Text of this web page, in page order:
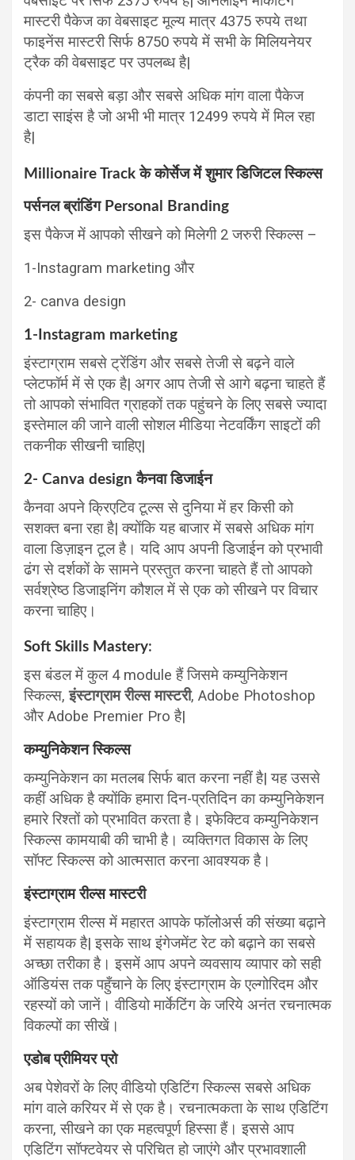
मास्टरी पैकेज का वेबसाइट मूल्य मात्र 4375 रुपये तथा
फाइनेंस मास्टरी सिर्फ 8750 रुपये में सभी के मिलियनेयर
ट्रैक की वेबसाइट पर उपलब्ध है|
कंपनी का सबसे बड़ा और सबसे अधिक मांग वाला पैकेज
डाटा साइंस है जो अभी भी मात्र 12499 रुपये में मिल रहा
है|
Millionaire Track के कोर्सेज में शुमार डिजिटल स्किल्स
पर्सनल ब्रांडिंग Personal Branding
इस पैकेज में आपको सीखने को मिलेगी 2 जरुरी स्किल्स –
1-Instagram marketing और
2- canva design
1-Instagram marketing
इंस्टाग्राम सबसे ट्रेंडिंग और सबसे तेजी से बढ़ने वाले
प्लेटफॉर्म में से एक है| अगर आप तेजी से आगे बढ़ना चाहते हैं
तो आपको संभावित ग्राहकों तक पहुंचने के लिए सबसे ज्यादा
इस्तेमाल की जाने वाली सोशल मीडिया नेटवर्किंग साइटों की
तकनीक सीखनी चाहिए|
2- Canva design कैनवा डिजाईन
कैनवा अपने क्रिएटिव टूल्स से दुनिया में हर किसी को
सशक्त बना रहा है| क्योंकि यह बाजार में सबसे अधिक मांग
वाला डिज़ाइन टूल है। यदि आप अपनी डिजाईन को प्रभावी
ढंग से दर्शकों के सामने प्रस्तुत करना चाहते हैं तो आपको
सर्वश्रेष्ठ डिजाइनिंग कौशल में से एक को सीखने पर विचार
करना चाहिए।
Soft Skills Mastery:
इस बंडल में कुल 4 module हैं जिसमे कम्युनिकेशन
स्किल्स,इंस्टाग्राम रील्स मास्टरी, Adobe Photoshop
और Adobe Premier Pro है|
कम्युनिकेशन स्किल्स
कम्युनिकेशन का मतलब सिर्फ बात करना नहीं है| यह उससे
कहीं अधिक है क्योंकि हमारा दिन-प्रतिदिन का कम्युनिकेशन
हमारे रिश्तों को प्रभावित करता है। इफेक्टिव कम्युनिकेशन
स्किल्स कामयाबी की चाभी है। व्यक्तिगत विकास के लिए
सॉफ्ट स्किल्स को आत्मसात करना आवश्यक है।
इंस्टाग्राम रील्स मास्टरी
इंस्टाग्राम रील्स में महारत आपके फॉलोअर्स की संख्या बढ़ाने
में सहायक है| इसके साथ इंगेजमेंट रेट को बढ़ाने का सबसे
अच्छा तरीका है। इसमें आप अपने व्यवसाय व्यापार को सही
ऑडियंस तक पहुँचाने के लिए इंस्टाग्राम के एल्गोरिदम और
रहस्यों को जानें। वीडियो मार्केटिंग के जरिये अनंत रचनात्मक
विकल्पों का सीखें।
एडोब प्रीमियर प्रो
अब पेशेवरों के लिए वीडियो एडिटिंग स्किल्स सबसे अधिक
मांग वाले करियर में से एक है। रचनात्मकता के साथ एडिटिंग
करना, सीखने का एक महत्वपूर्ण हिस्सा हैं। इससे आप
एडिटिंग सॉफ्टवेयर से परिचित हो जाएंगे और प्रभावशाली